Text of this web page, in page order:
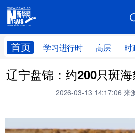
首页 学习进行时 高层 时
网站地图
学习进行时 高层
财经
辽宁盘锦：约200只斑
2026-03-13 14:17:06 来